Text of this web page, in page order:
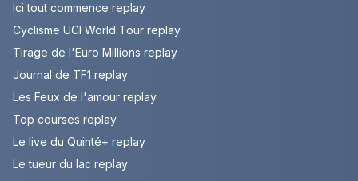
Ici tout commence replay
Cyclisme UCI World Tour replay
Tirage de l'Euro Millions replay
Journal de TF1 replay
Les Feux de l'amour replay
Top courses replay
Le live du Quinté+ replay
Le tueur du lac replay